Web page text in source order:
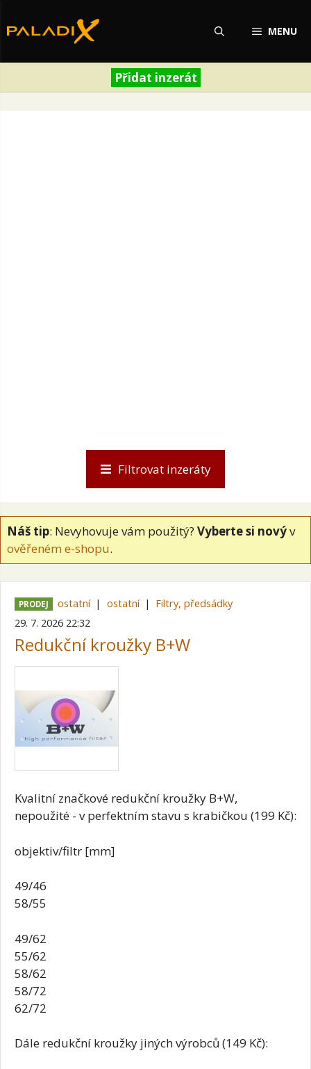
na
MENU
Přidat inzerát
Náš tip: Nevyhovuje vám použitý? Vyberte si novýv
ověřeném e-shopu.
PRODEJ ostatní ostatní
Filtry, předsádky
29. 7. 2026 22:32
Redukční kroužky B+W
Kvalitní značkové redukční kroužky B+W,
nepoužité - v perfektním stavu s krabičkou (199 Kč):
objektiv/filtr [mm]
49/46
58/55
49/62
55/62
58/62
58/72
62/72
Dále redukční kroužky jiných výrobců (149 Kč):
Filtrovat inzeráty